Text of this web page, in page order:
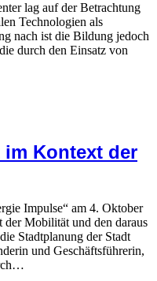
lag auf der Betrachtung
Technologien als
nach ist die Bildung jedoch
durch den Einsatz von
Kontext der
Impulse“ am 4. Oktober
Mobilität und den daraus
Stadtplanung der Stadt
und Geschäftsführerin,